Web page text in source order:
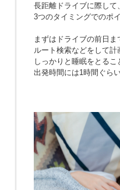
長距離ドライブに際し
3つのタイミングでのポ
まずはドライブの前日ま
ルート検索などをして計
しっかりと睡眠をとるこ
出発時間には1時間ぐら